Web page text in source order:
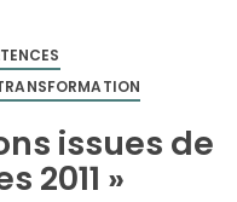
issues de
2011 »